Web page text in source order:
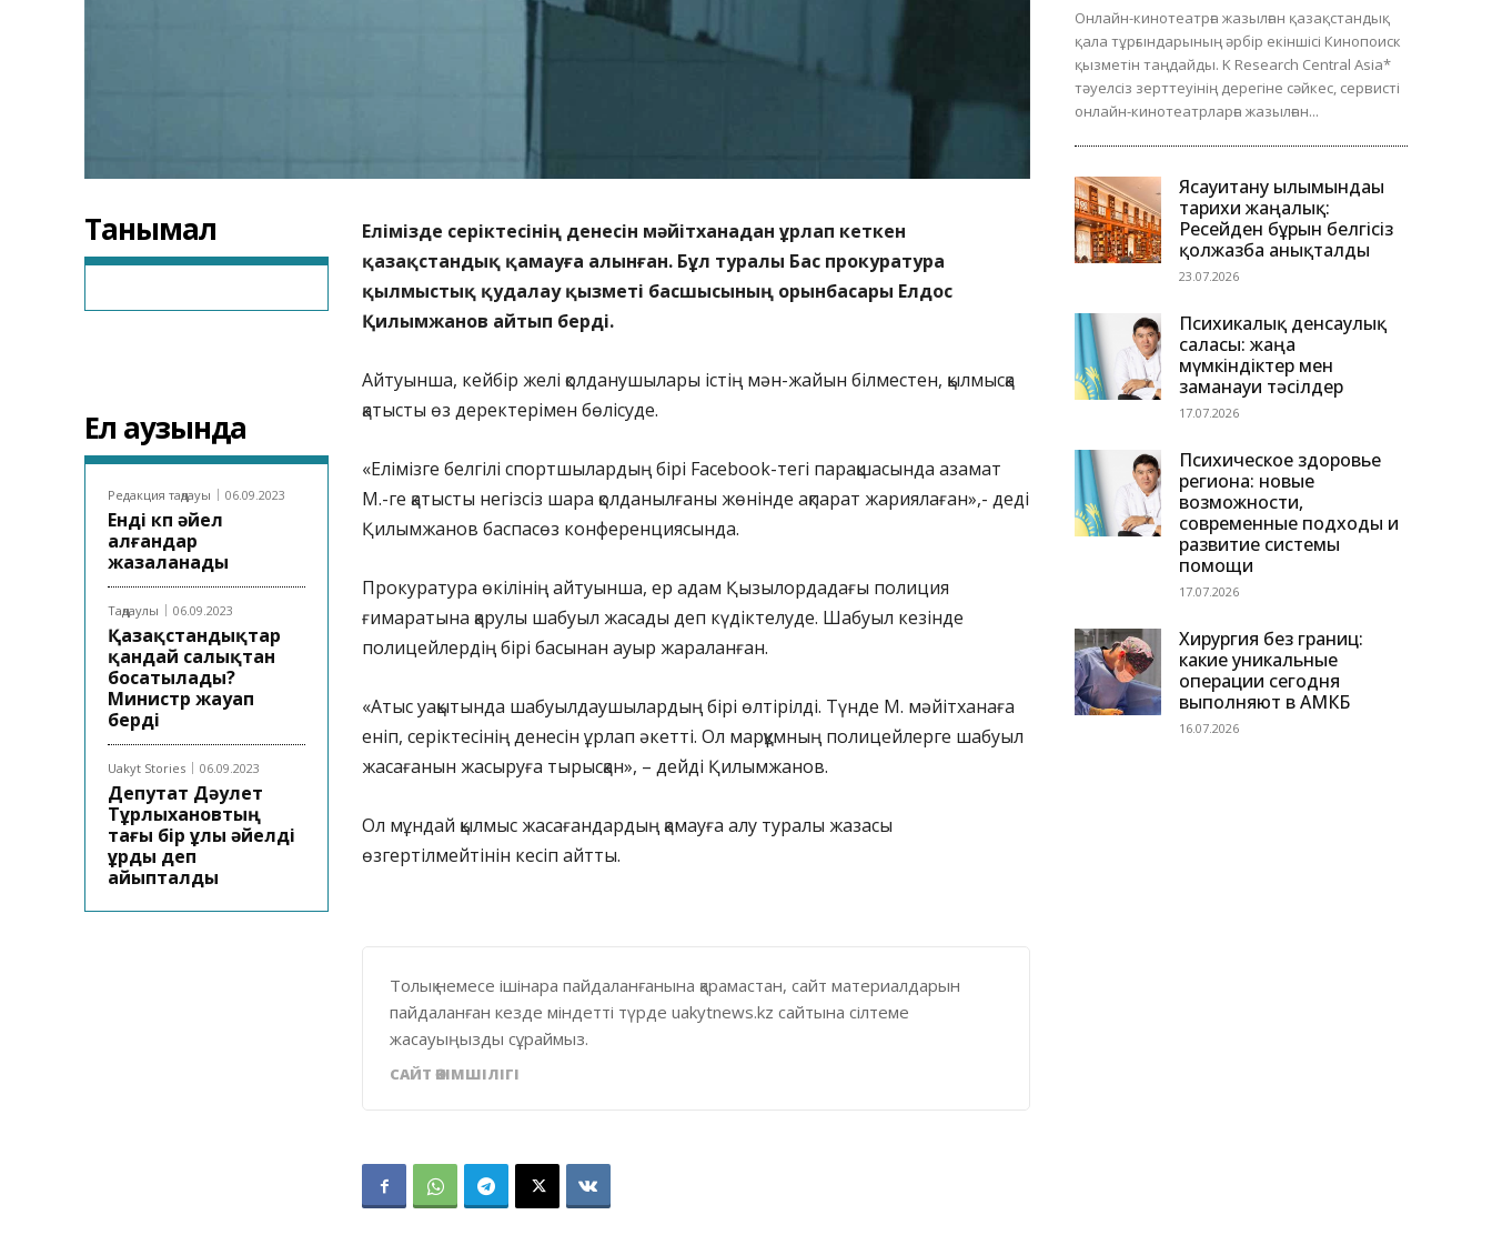
Танымал
Ел аузында
Редакция таңдауы 06.09.2023
Енді көп әйел
алғандар
жазаланады
Таңдаулы 06.09.2023
Қазақстандықтар
қандай салықтан
босатылады?
Министр жауап
берді
Uakyt Stories 06.09.2023
Депутат Дәулет
Тұрлыхановтың
тағы бір ұлы әйелді
ұрды деп
айыпталды
Елімізде серіктесінің денесін мәйітханадан ұрлап кеткен
қазақстандық қамауға алынған. Бұл туралы Бас прокуратура
қылмыстық қудалау қызметі басшысының орынбасары Елдос
Қилымжанов айтып берді.
Айтуынша, кейбір желі қолданушылары істің мән-жайын білместен, қылмысқа
қатысты өз деректерімен бөлісуде.
«Елімізге белгілі спортшылардың бірі Facebook-тегі парақшасында азамат
М.-ге қатысты негізсіз шара қолданылғаны жөнінде ақпарат жариялаған»,- деді
Қилымжанов баспасөз конференциясында.
Прокуратура өкілінің айтуынша, ер адам Қызылордадағы полиция
ғимаратына қарулы шабуыл жасады деп күдіктелуде. Шабуыл кезінде
полицейлердің бірі басынан ауыр жараланған.
«Атыс уақытында шабуылдаушылардың бірі өлтірілді. Түнде М. мәйітханаға
еніп, серіктесінің денесін ұрлап әкетті. Ол марқұмның полицейлерге шабуыл
жасағанын жасыруға тырысқан», – дейді Қилымжанов.
Ол мұндай қылмыс жасағандардың қамауға алу туралы жазасы
өзгертілмейтінін кесіп айтты.
Толық немесе ішінара пайдаланғанына қарамастан, сайт материалдарын
пайдаланған кезде міндетті түрде uakytnews.kz сайтына сілтеме
жасауыңызды сұраймыз.
САЙТ ӘКІМШІЛІГІ
Онлайн-кинотеатрға жазылған қазақстандық
қала тұрғындарының әрбір екіншісі Кинопоиск
қызметін таңдайды. K Research Central Asia*
тәуелсіз зерттеуінің дерегіне сәйкес, сервисті
онлайн-кинотеатрларға жазылған...
Ясауитану ғылымындағы
тарихи жаңалық:
Ресейден бұрын белгісіз
қолжазба анықталды
23.07.2026
Психикалық денсаулық
саласы: жаңа
мүмкіндіктер мен
заманауи тәсілдер
17.07.2026
Психическое здоровье
региона: новые
возможности,
современные подходы и
развитие системы
помощи
17.07.2026
Хирургия без границ:
какие уникальные
операции сегодня
выполняют в АМКБ
16.07.2026